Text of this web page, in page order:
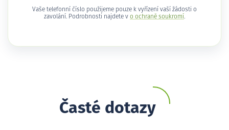
Vaše telefonní číslo použijeme pouze k vyřízení vaší žádosti o
zavolání. Podrobnosti najdete v o ochraně soukromí .
Časté dotazy